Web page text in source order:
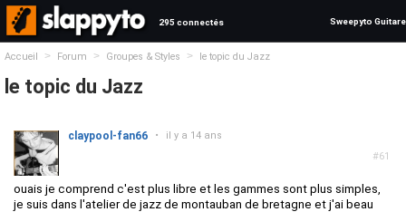
295 connectés Sweepyto Guitare
Accueil > Forum > Groupes & Styles > le topic du Jazz
le topic du Jazz
#61
claypool-fan66 • il y a 14 ans
ouais je comprend c'est plus libre et les gammes sont plus simples,
je suis dans l'atelier de jazz de montauban de bretagne et j'ai beau